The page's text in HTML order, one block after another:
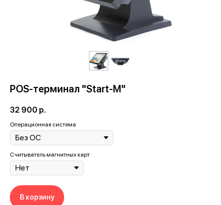
POS-терминал "Start-М"
32 900 р.
Операционная система
Считыватель магнитных карт
В корзину